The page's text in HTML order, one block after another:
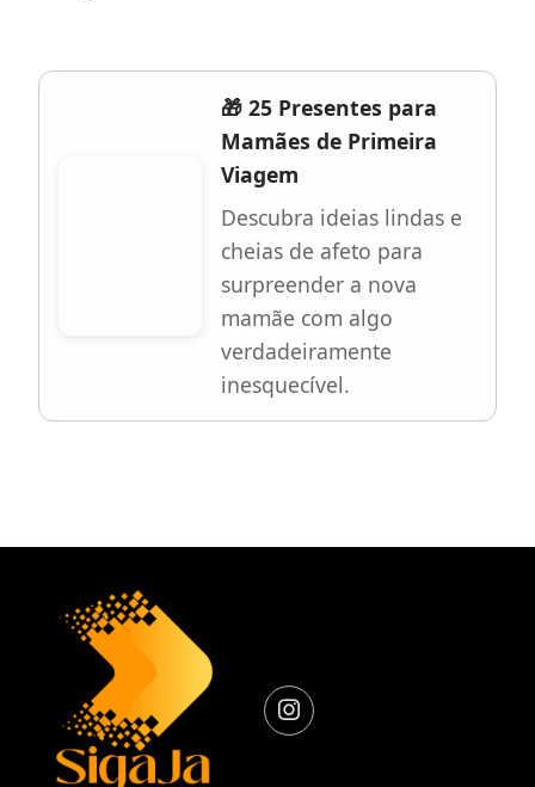
🎁 25 Presentes para
Mamães de Primeira
Viagem
Descubra ideias lindas e
cheias de afeto para
surpreender a nova
mamãe com algo
verdadeiramente
inesquecível.